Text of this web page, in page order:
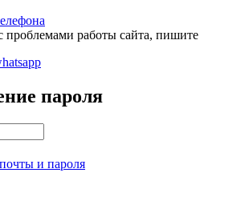
проблемами работы сайта, пишите
пароля
и пароля